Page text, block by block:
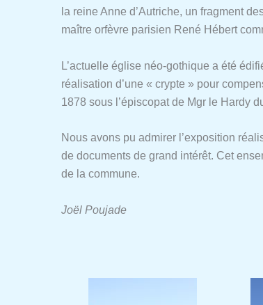
la reine Anne d’Autriche, un fragment
maître orfèvre parisien René Hébert
L’actuelle église néo-gothique a été
réalisation d’une « crypte » pour
1878 sous l’épiscopat de Mgr le Hardy
Nous avons pu admirer l’exposition
de documents de grand intérêt. Cet
de la commune.
Joël Poujade